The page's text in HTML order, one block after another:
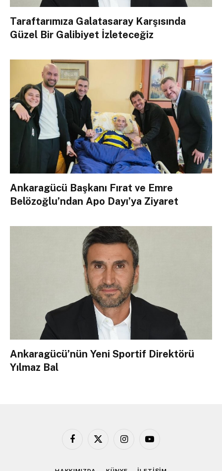
Taraftarımıza Galatasaray Karşısında
Güzel Bir Galibiyet İzleteceğiz
Ankaragücü Başkanı Fırat ve Emre
Belözoğlu’ndan Apo Dayı’ya Ziyaret
Ankaragücü’nün Yeni Sportif Direktörü
Yılmaz Bal
Facebook
X
InstagramYouTube